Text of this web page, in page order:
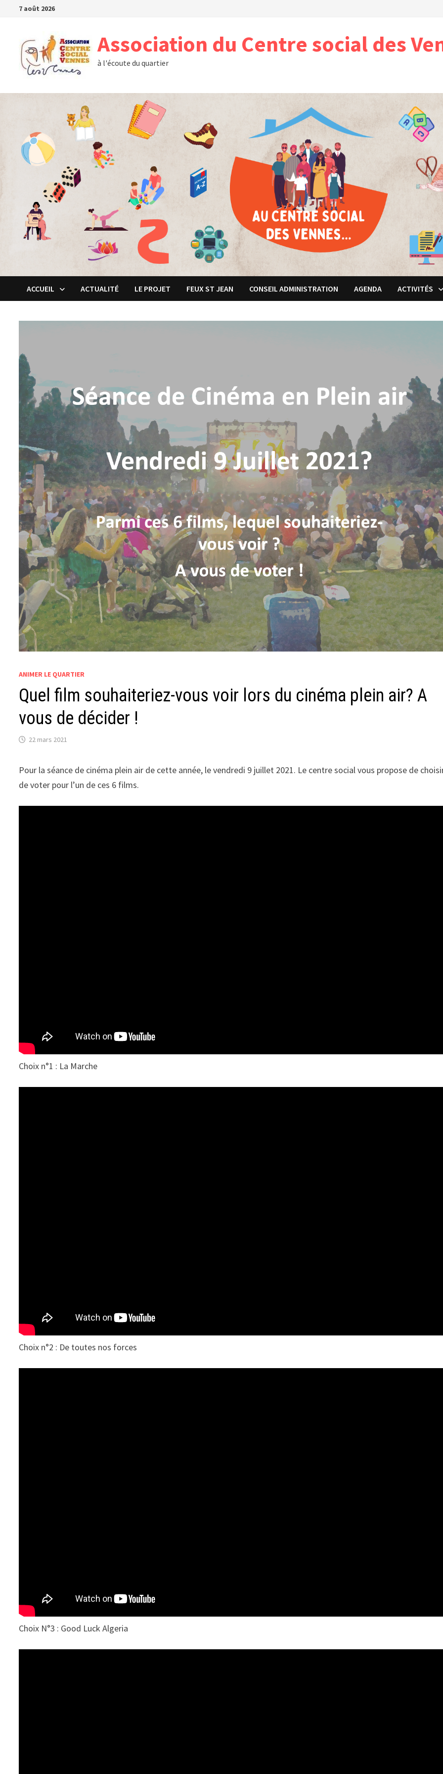
Passer7 août 2026
Association du Centre social des
à l'écoute du quartier
ACCUEIL ACTUALITÉ LE PROJET FEUX ST JEAN CONSEIL ADMINISTRATION AGENDA ACTIVITÉS
ANIMER LE QUARTIER
Quel film souhaiteriez-vous voir lors du cinéma plein air? A
vous de décider !
22 mars 2021
Pour la séance de cinéma plein air de cette année, le vendredi 9 juillet 2021. Le centre social vous propose de
de voter pour l’un de ces 6 films.
Choix n°1 : La Marche
Choix n°2 : De toutes nos forces
Choix N°3 : Good Luck Algeria